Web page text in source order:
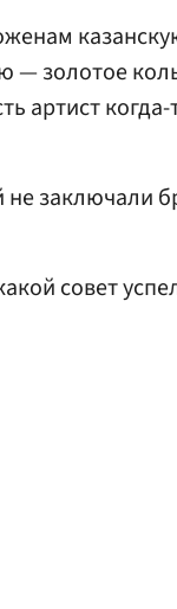
— золотое
артист
заключали
совет